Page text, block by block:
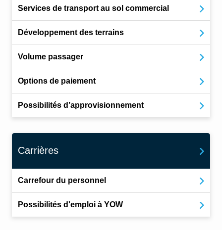
Services de transport au sol commercial
Développement des terrains
Volume passager
Options de paiement
Possibilités d’approvisionnement
Carrières
Carrefour du personnel
Possibilités d'emploi à YOW